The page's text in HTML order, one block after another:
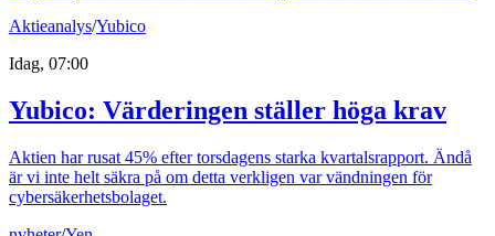
Aktieanalys/Yubico
Idag, 07:00
Yubico: Värderingen ställer höga krav
Aktien har rusat 45% efter torsdagens starka kvartalsrapport. Ändå
är vi inte helt säkra på om detta verkligen var vändningen för
cybersäkerhetsbolaget.